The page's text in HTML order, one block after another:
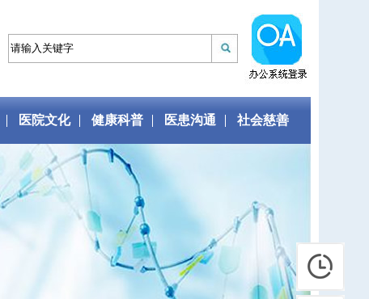
医院文化 健康科普 医患沟通 社会慈善